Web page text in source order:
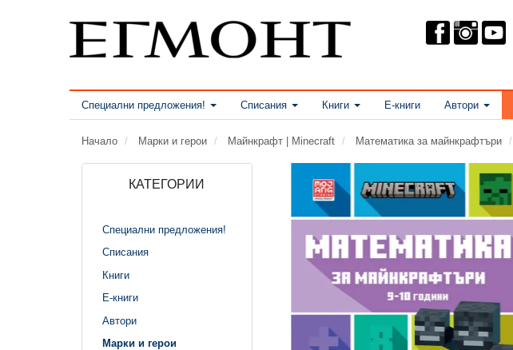
Специални предложения! Списания Книги Е-книги Автори
Начало Марки и герои Майнкрафт | Minecraft Математика за майнкрафтъри
КАТЕГОРИИ
Специални предложения!
Списания
Книги
Е-книги
Автори
Марки и герои